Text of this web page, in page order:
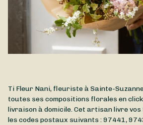
Ti Fleur Nani, fleuriste à Sainte-
toutes ses compositions florales en
livraison à domicile. Cet artisan livre
les codes postaux suivants : 97441,